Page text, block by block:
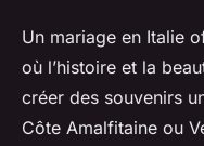
Idées
cérémonie
italie
Un mariage en Italie
où l’histoire et la
créer des souvenirs
Côte Amalfitaine ou